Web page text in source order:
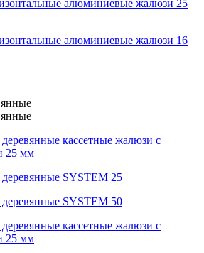
алюминиевые жалюзи 25
алюминиевые жалюзи 16
кассетные жалюзи с
25 мм
деревянные SYSTEM 25
деревянные SYSTEM 50
кассетные жалюзи с
25 мм